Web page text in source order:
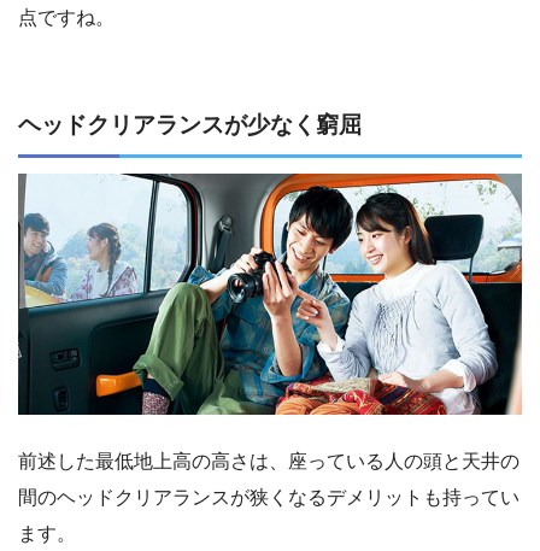
点ですね。
ヘッドクリアランスが少なく窮屈
前述した最低地上高の高さは、座っている人の頭と天井の
間のヘッドクリアランスが狭くなるデメリットも持ってい
ます。